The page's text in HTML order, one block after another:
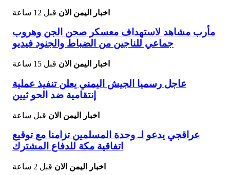
اخبار اليمن الان قبل 12 ساعة
مأرب مشاهد لاستهداف معسكر صحن الجن وهروب
جماعي للناجين من الضباط والجنود فيديو
اخبار اليمن الان قبل 15 ساعة
عاجل رسميا الجيش اليمني يعلن تنفيذ عملية
إنتقامية ضد الحو ثيين
اخبار اليمن الان قبل ساعة
عراقجي يدعو لـ وحدة المسلمين تزامنا مع توقيع
اتفاقية مكة للدفاع المشترك
اخبار اليمن الان قبل 2 ساعة